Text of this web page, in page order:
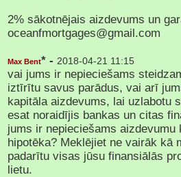
2% sākotnējais aizdevums un
oceanfmortgages@gmail.com
Max Bent* - 2018-04-21 11:15
vai jums ir nepieciešams
iztīrītu savus parādus, vai arī
kapitāla aizdevums, lai uzlabotu
esat noraidījis bankas un citas
jums ir nepieciešams aizdevumu
hipotēka? Meklējiet ne vairāk kā
padarītu visas jūsu finansiālās
lietu.